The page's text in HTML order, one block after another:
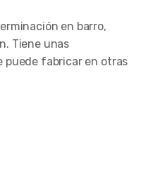
en barro,
Tiene unas
puede fabricar en otras